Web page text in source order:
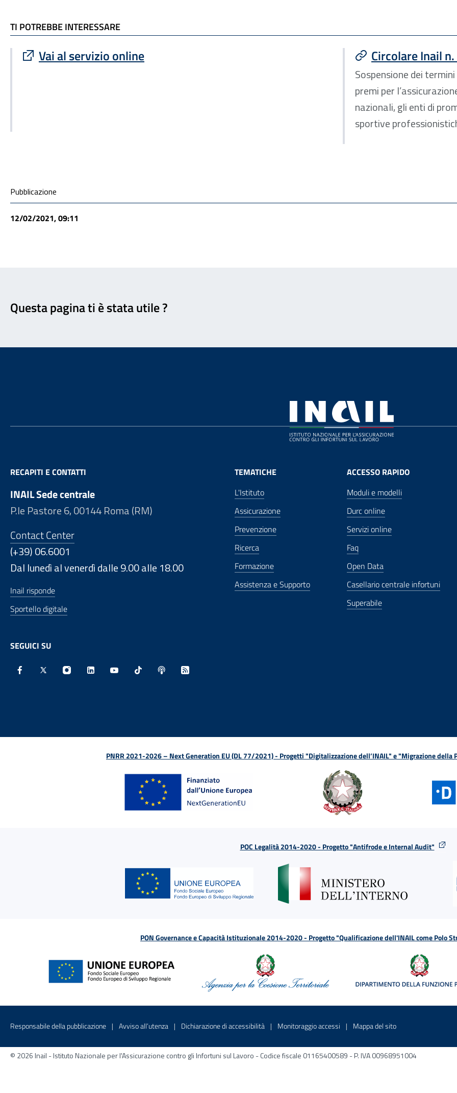
TI POTREBBE INTERESSARE
TI POTREBBE INTERESSARE
Vai al servizio onlineSito esterno : apre una nuova finestra Circolare Inail
Sospensione dei
premi per
nazionali, gli enti di
sportive
Condivisione social
Pubblicazione
12/02/2021, 09:11
Questa pagina ti è stata utile ?
RECAPITI E CONTATTI
INAIL Sede centrale
P.le Pastore 6, 00144 Roma (RM)
Contact Center
(+39) 06.6001
Dal lunedì al venerdì dalle 9.00 alle 18.00
Inail risponde
Sportello digitale
SEGUICI SU
TEMATICHE
L'Istituto
Assicurazione
Prevenzione
Ricerca
Formazione
Assistenza e Supporto
ACCESSO RAPIDO
Moduli e modelli
Durc online
Servizi online
Faq
Open Data
Casellario centrale infortuni
Superabile
PNRR 2021-2026 – Next Generation EU (DL 77/2021) - Progetti "Digitalizzazione dell’INAIL" e "Migrazione della
POC Legalità 2014-2020 - Progetto "Antifrode e Internal Audit"
PON Governance e Capacità Istituzionale 2014-2020 - Progetto "Qualificazione dell'INAIL come Polo
Menu di servizio
Responsabile della pubblicazione Sito interno - Apre in una nuova finestra
Avviso all’utenza Sito interno - Apre in una nuova finestra
Dichiarazione di accessibilità Sito interno - Apre in una nuova finestra
Monitoraggio accessi Sito interno - Apre in una nuova
Mappa del sitoSito interno - Apre
© 2026 Inail - Istituto Nazionale per l'Assicurazione contro gli Infortuni sul Lavoro - Codice fiscale 01165400589 - P. IVA 00968951004